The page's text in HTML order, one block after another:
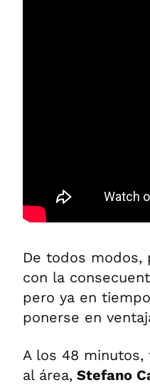
De todos modos,
con la
pero ya en
ponerse en
A los 48 minutos,
al área, Stefano